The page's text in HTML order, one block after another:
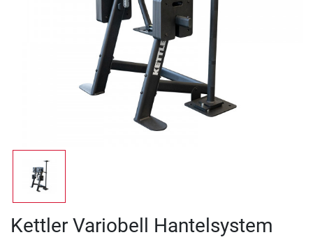
Kettler Variobell Hantelsystem